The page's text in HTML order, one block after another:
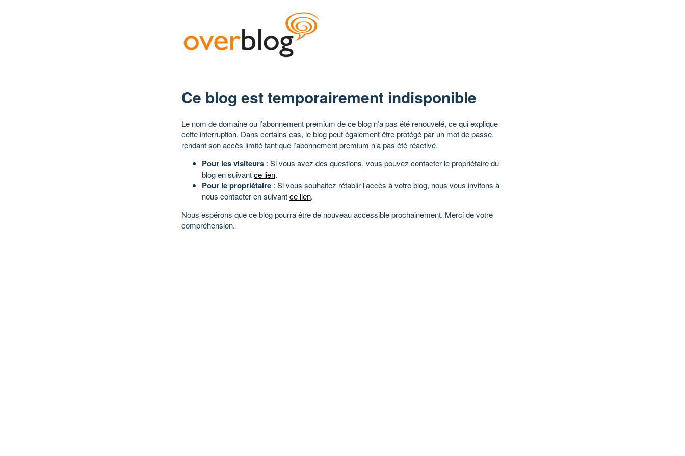
Ce blog est temporairement indisponible
Le nom de domaine ou l’abonnement premium de ce blog n’a pas été renouvelé, ce qui explique
cette interruption. Dans certains cas, le blog peut également être protégé par un mot de passe,
rendant son accès limité tant que l’abonnement premium n’a pas été réactivé.
Pour les visiteurs : Si vous avez des questions, vous pouvez contacter le propriétaire du
blog en suivantce lien.
Pour le propriétaire : Si vous souhaitez rétablir l’accès à votre blog, nous vous invitons à
nous contacter en suivantce lien.
Nous espérons que ce blog pourra être de nouveau accessible prochainement. Merci de votre
compréhension.